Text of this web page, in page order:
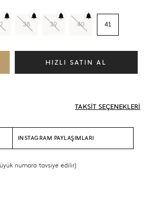
38 39 40 41
TAKSİT SEÇENEKLERİ
INSTAGRAM PAYLAŞIMLARI
numara tavsiye edilir)